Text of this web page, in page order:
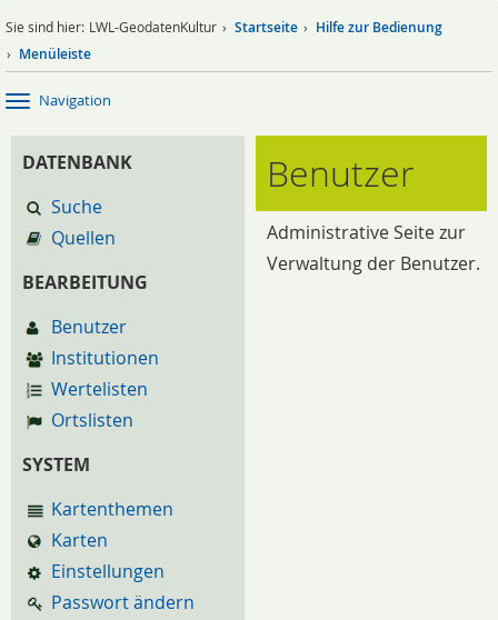
Sie sind hier: LWL-GeodatenKultur Startseite
Hilfe zur Bedienung
Menüleiste
Navigation
DATENBANK
Suche
Quellen
BEARBEITUNG
Benutzer
Institutionen
Wertelisten
Ortslisten
SYSTEM
Kartenthemen
Karten
Einstellungen
Passwort ändern
Benutzer
Administrative Seite zur
Verwaltung der Benutzer.